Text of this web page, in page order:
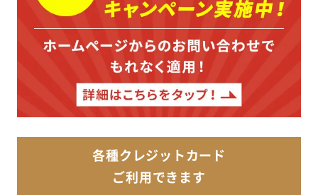
各種クレジットカード
ご利用できます